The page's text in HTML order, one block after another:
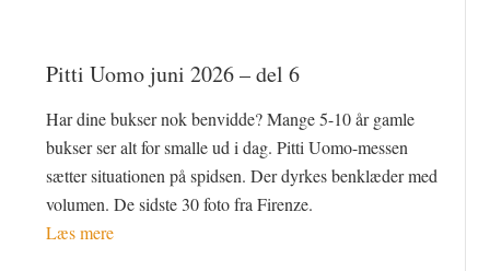
Pitti Uomo juni 2026 – del 6
Har dine bukser nok benvidde? Mange 5-10 år gamle
bukser ser alt for smalle ud i dag. Pitti Uomo-messen
sætter situationen på spidsen. Der dyrkes benklæder med
volumen. De sidste 30 foto fra Firenze.
Læs mere